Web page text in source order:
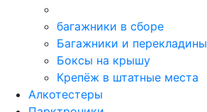
багажники в сборе
Багажники и перекладины
Боксы на крышу
Крепёж в штатные места
Алкотестеры